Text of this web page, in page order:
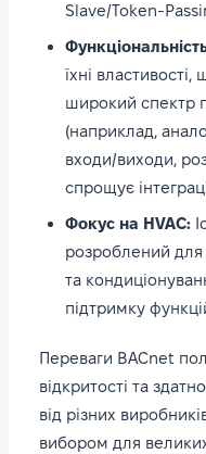
Slave/Token-
їхні
широкий спектр
(наприклад,
входи/виходи,
спрощує
Фокус на HVAC:
розроблений для
та
підтримку
Переваги BACnet
відкритості та
від різних
вибором для